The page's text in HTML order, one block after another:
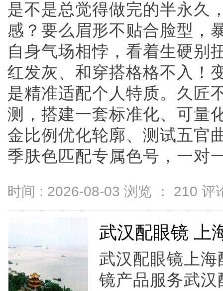
是不是总觉得做完的半永久
感？要么眉形不贴合脸型，
自身气场相悖，看着生硬别
红发灰、和穿搭格格不入！
是精准适配个人特质。久匠
测，搭建一套标准化、可量
金比例优化轮廓、测试五官
季肤色匹配专属色号，一对
时间 : 2026-08-03 浏览 ： 210 评
武汉配眼镜 上
武汉配眼镜上
镜产品服务武